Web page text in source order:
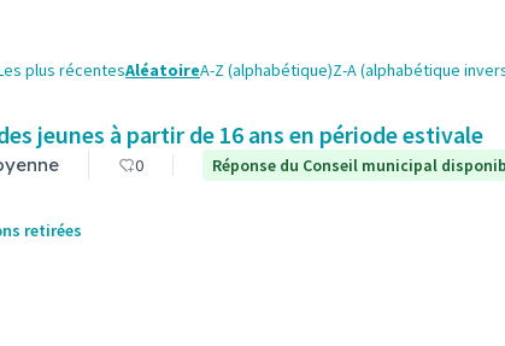
plus récentesAléatoireA-Z (alphabétique)Z-A (alphabétique
jeunes à partir de 16 ans en période estivale
0 Réponse du Conseil municipal
retirées